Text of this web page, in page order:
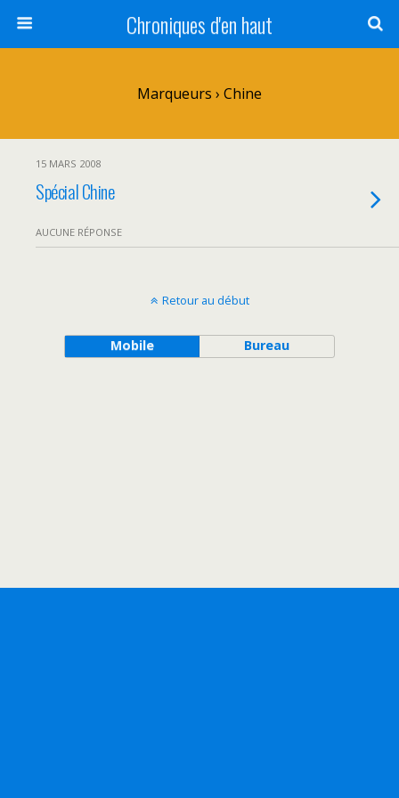
Chroniques d'en haut
Marqueurs › Chine
15 MARS 2008
Spécial Chine
AUCUNE RÉPONSE
Retour au début
Mobile Bureau